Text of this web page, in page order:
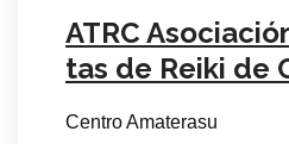
ATRC
tas de Reiki de
Centro Amaterasu